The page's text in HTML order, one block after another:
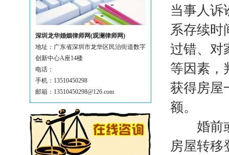
深圳龙华婚姻律师网(观澜律师网)
地址：广东省深圳市龙华区民治街道数字
创新中心A座14楼
电话：
手机：13510450298
邮箱：13510450298@126.com
当事人诉
系存续时
过错、对
等因素，
获得房屋
额。
婚前或
房屋转